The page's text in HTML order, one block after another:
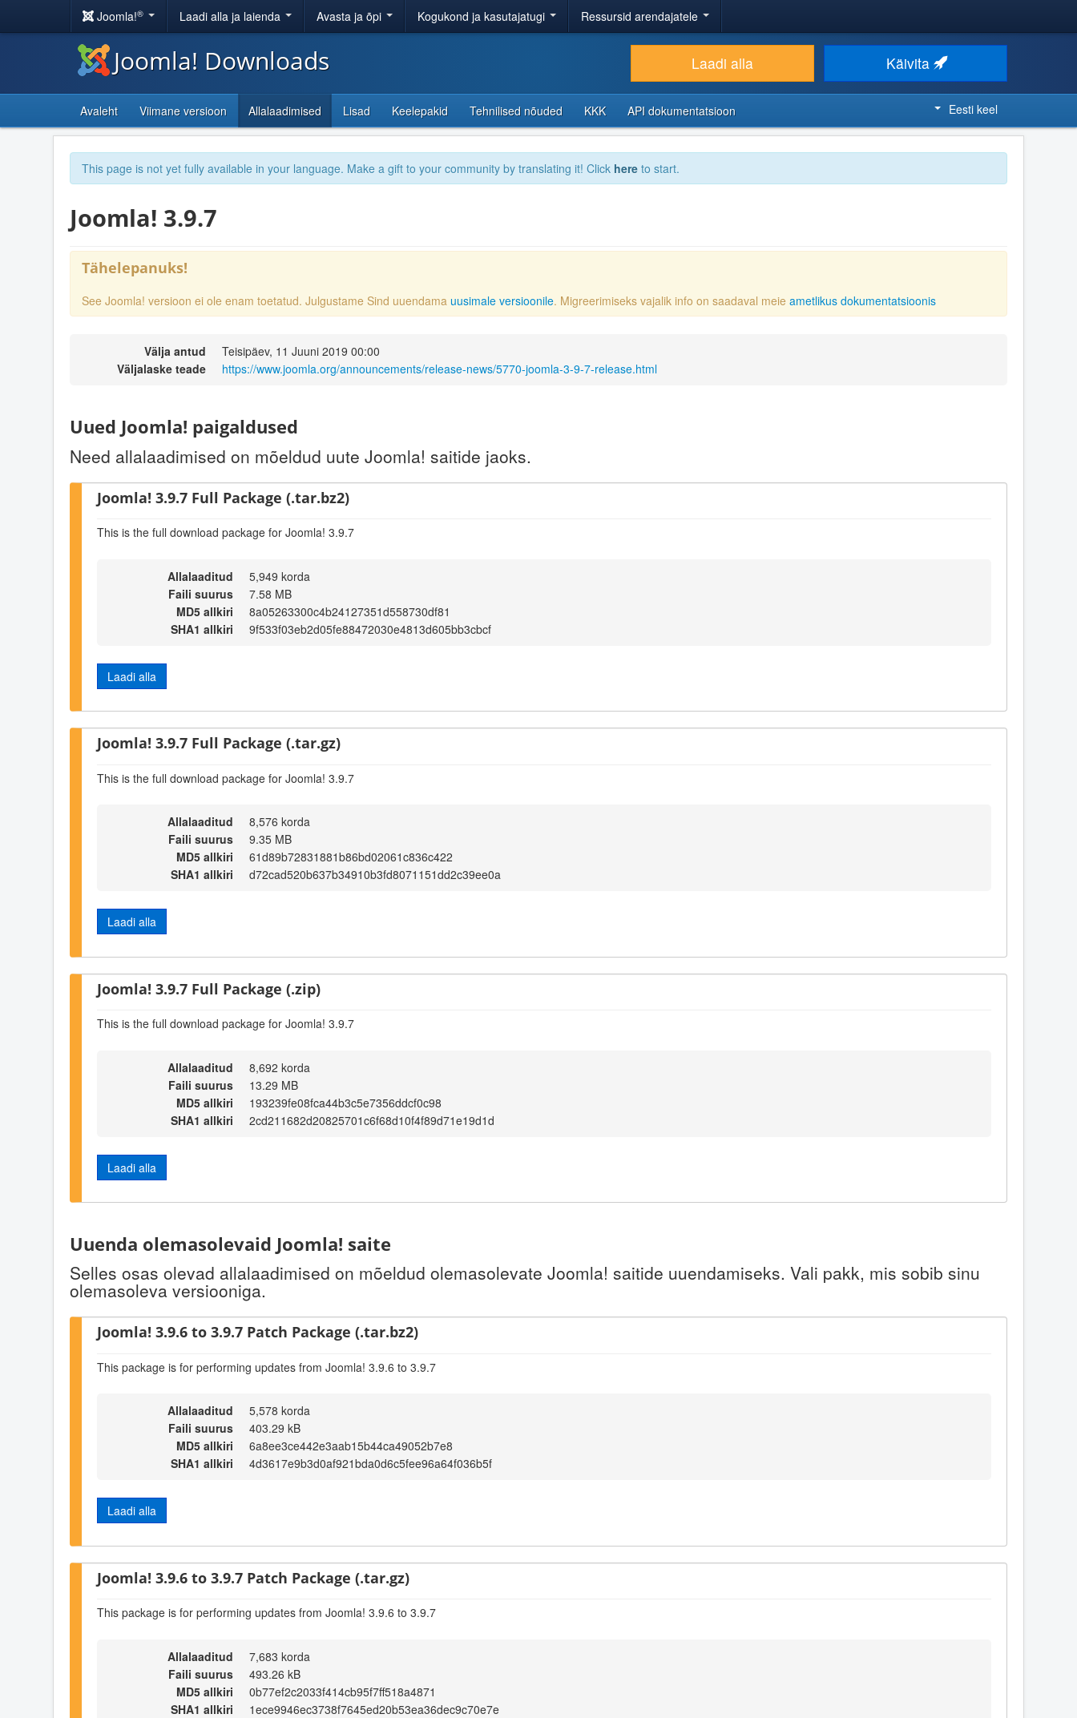
Joomla!® Laadi alla ja laienda Avasta ja õpi Kogukond ja kasutajatugi Ressursid arendajatele
Joomla! Downloads Laadi alla Käivita
Avaleht Viimane versioon Allalaadimised Lisad Keelepakid Tehnilised nõuded KKK API dokumentatsioon Eesti keel
This page is not yet fully available in your language. Make a gift to your community by translating it! Click here to start.
Joomla! 3.9.7
Tähelepanuks!
See Joomla! versioon ei ole enam toetatud. Julgustame Sind uuendama uusimale versioonile. Migreerimiseks vajalik info on saadaval meie ametlikus dokumentatsioonis
Välja antud
Teisipäev, 11 Juuni 2019 00:00
Väljalaske teade
https://www.joomla.org/announcements/release-news/5770-joomla-3-9-7-release.html
Uued Joomla! paigaldused
Need allalaadimised on mõeldud uute Joomla! saitide jaoks.
Joomla! 3.9.7 Full Package (.tar.bz2)
This is the full download package for Joomla! 3.9.7
Allalaaditud
5,949 korda
Faili suurus
7.58 MB
MD5 allkiri
8a05263300c4b24127351d558730df81
SHA1 allkiri
9f533f03eb2d05fe88472030e4813d605bb3cbcf
Laadi alla
Joomla! 3.9.7 Full Package (.tar.gz)
This is the full download package for Joomla! 3.9.7
Allalaaditud
8,576 korda
Faili suurus
9.35 MB
MD5 allkiri
61d89b72831881b86bd02061c836c422
SHA1 allkiri
d72cad520b637b34910b3fd8071151dd2c39ee0a
Laadi alla
Joomla! 3.9.7 Full Package (.zip)
This is the full download package for Joomla! 3.9.7
Allalaaditud
8,692 korda
Faili suurus
13.29 MB
MD5 allkiri
193239fe08fca44b3c5e7356ddcf0c98
SHA1 allkiri
2cd211682d20825701c6f68d10f4f89d71e19d1d
Laadi alla
Uuenda olemasolevaid Joomla! saite
Selles osas olevad allalaadimised on mõeldud olemasolevate Joomla! saitide uuendamiseks. Vali pakk, mis sobib sinu
olemasoleva versiooniga.
Joomla! 3.9.6 to 3.9.7 Patch Package (.tar.bz2)
This package is for performing updates from Joomla! 3.9.6 to 3.9.7
Allalaaditud
5,578 korda
Faili suurus
403.29 kB
MD5 allkiri
6a8ee3ce442e3aab15b44ca49052b7e8
SHA1 allkiri
4d3617e9b3d0af921bda0d6c5fee96a64f036b5f
Laadi alla
Joomla! 3.9.6 to 3.9.7 Patch Package (.tar.gz)
This package is for performing updates from Joomla! 3.9.6 to 3.9.7
Allalaaditud
7,683 korda
Faili suurus
493.26 kB
MD5 allkiri
0b77ef2c2033f414cb95f7ff518a4871
SHA1 allkiri
1ece9946ec3738f7645ed20b53ea36dec9c70e7e